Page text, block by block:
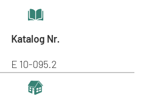
Katalog Nr.
E 10-095.2